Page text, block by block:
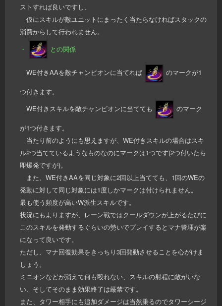
ストすれば良いですし、
仮にスキルが敵ユニットにまったく当たらなければスタックの
消費からして行われません。
・
との関係
WE付きAAを敵チャンピオンに当てれば のマークが1
つ付きます。
WE付きスキルを敵チャンピオンに当てても
のマーク
が1つ付きます。
当たり前のようにも思えますが、WE付きスキルの場合はスキ
ル2つ当てているようなものなのにマークは1つです(2つ付いたら
即爆発ですが)。
また、WE付きAAを同じ対象に2回以上当てても、1回のWEの
発動に対して同じ対象には1度しかマークは付けられません。
最も使う頻度が高いW派生スキルです。
状況にもよりますが、レーン戦ではクールダウンが上がるたびに
このスキルを発動するぐらいの勢いでプレイするとマナ管理が楽
になって良いです。
ただし、マナ回復効果をきっちり3回発動させることを心がけま
しょう。
ミニオンなどが消えて何も殴れない、スキルの射程に敵がいな
い、そしてそのまま効果終了は厳禁です。
また、タワー相手にも追加ダメージは当然乗るのでタワーシージ